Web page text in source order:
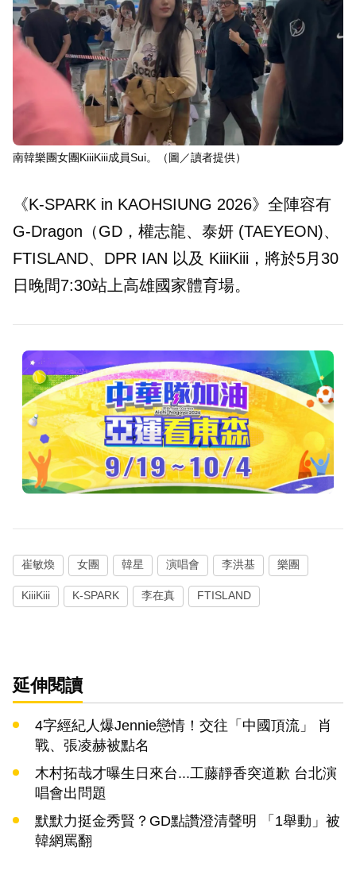
南韓樂團女團KiiiKiii成員Sui。（圖／讀者提供）
《K-SPARK in KAOHSIUNG 2026》全陣容有
G-Dragon（GD，權志龍、泰妍 (TAEYEON)、
FTISLAND、DPR IAN 以及 KiiiKiii，將於5月30
日晚間7:30站上高雄國家體育場。
崔敏煥 女團 韓星 演唱會 李洪基 樂團
KiiiKiii K-SPARK 李在真 FTISLAND
延伸閱讀
4字經紀人爆Jennie戀情！交往「中國頂流」 肖
戰、張凌赫被點名
木村拓哉才曝生日來台...工藤靜香突道歉 台北演
唱會出問題
默默力挺金秀賢？GD點讚澄清聲明 「1舉動」被
韓網罵翻